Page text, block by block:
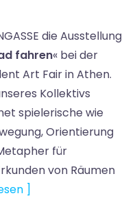
die Ausstellung
fahren« bei der
Art Fair in Athen.
Kollektivs
spielerische wie
Orientierung
für
von Räumen
]